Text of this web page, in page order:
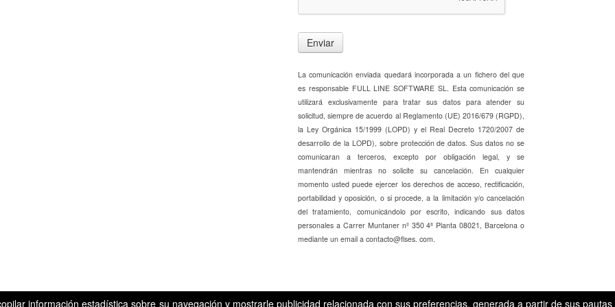
Enviar
La comunicación enviada quedará incorporada a un fichero del que
es responsable FULL LINE SOFTWARE SL. Esta comunicación se
utilizará exclusivamente para tratar sus datos para atender su
solicitud, siempre de acuerdo al Reglamento (UE) 2016/679 (RGPD),
la Ley Orgánica 15/1999 (LOPD) y el Real Decreto 1720/2007 de
desarrollo de la LOPD), sobre protección de datos. Sus datos no se
comunicaran a terceros, excepto por obligación legal, y se
mantendrán mientras no solicite su cancelación. En cualquier
momento usted puede ejercer los derechos de acceso, rectificación,
portabilidad y oposición, o si procede, a la limitación y/o cancelación
del tratamiento, comunicándolo por escrito, indicando sus datos
personales a Carrer Muntaner nº 350 4ª Planta 08021, Barcelona o
mediante un email a contacto@flses. com.
información estadística sobre su navegación y mostrarle publicidad relacionada con sus preferencias, generada a partir de sus pautas